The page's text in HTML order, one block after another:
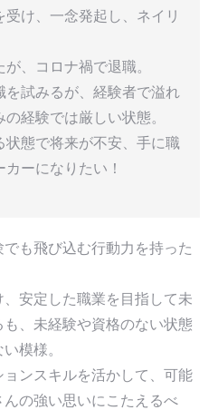
受け、一念発起し、ネイリ
、コロナ禍で退職。
を試みるが、経験者で溢れ
経験では厳しい状態。
状態で将来が不安、手に職
ーになりたい！
も飛び込む行動力を持った
安定した職業を目指して未
、未経験や資格のない状態
模様。
ンスキルを活かして、可能
の強い思いにこたえるべ